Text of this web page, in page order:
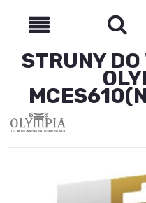
STRUNY